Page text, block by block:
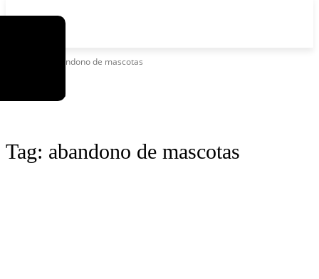
Abandono de mascotas
Tag: abandono de mascotas